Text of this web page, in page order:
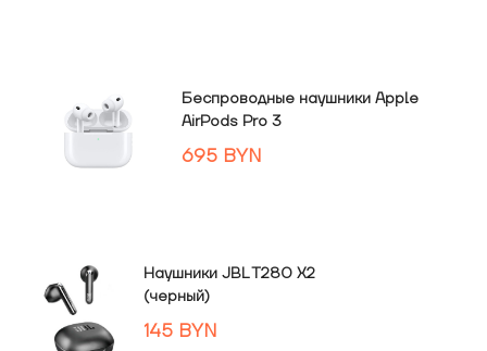
Беспроводные наушники Apple
AirPods Pro 3
695 BYN
Наушники JBL T280 X2
(черный)
145 BYN